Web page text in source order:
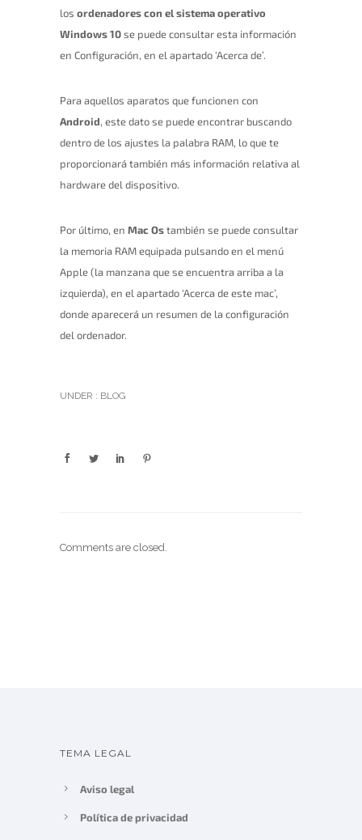
los ordenadores con el sistema operativo
Windows 10se puede consultar esta información
en Configuración, en el apartado ‘Acerca de’.
Para aquellos aparatos que funcionen con
Android, este dato se puede encontrar buscando
dentro de los ajustes la palabra RAM, lo que te
proporcionará también más información relativa al
hardware del dispositivo.
Por último, en Mac Ostambién se puede consultar
la memoria RAM equipada pulsando en el menú
Apple (la manzana que se encuentra arriba a la
izquierda), en el apartado ‘Acerca de este mac’,
donde aparecerá un resumen de la configuración
del ordenador.
UNDER : BLOG
Comments are closed.
TEMA LEGAL
Aviso legal
Política de privacidad